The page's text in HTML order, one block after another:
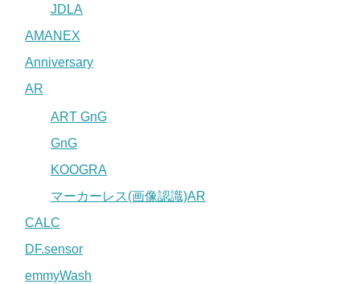
JDLA
AMANEX
Anniversary
AR
ART GnG
GnG
KOOGRA
マーカーレス(画像認識)AR
CALC
DF.sensor
emmyWash